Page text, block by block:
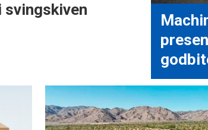
svingskiven